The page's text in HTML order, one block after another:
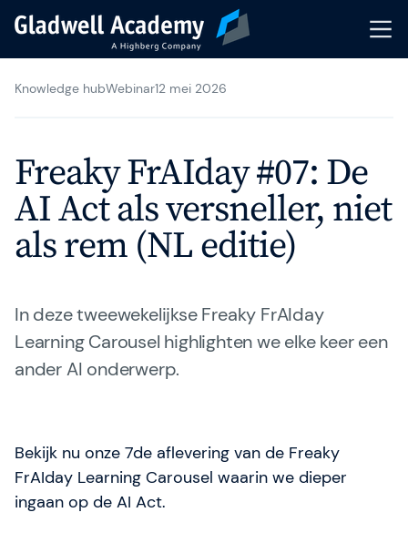
Trainingsaanbod
Kalender
Coaching
Incompany Training
Trainers & Coaches
Knowledge Hub
Team
Knowledge hubWebinar12 mei 2026
Freaky FrAIday #07: De
AI Act als versneller, niet
als rem (NL editie)
In deze tweewekelijkse Freaky FrAIday
Learning Carousel highlighten we elke keer een
ander AI onderwerp.
Bekijk nu onze 7de aflevering van de Freaky
FrAIday Learning Carousel waarin we dieper
ingaan op de AI Act.